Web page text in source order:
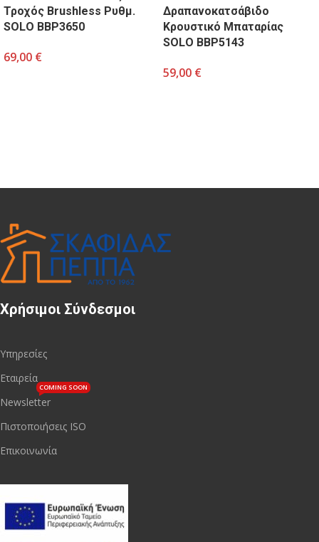
Τροχός Brushless Ρυθμ.
SOLO BBP3650
69,00 €
Δραπανοκατσάβιδο
Κρουστικό Μπαταρίας
SOLO BBP5143
59,00 €
Χρήσιμοι Σύνδεσμοι
Υπηρεσίες
Εταιρεία
Newsletter
COMING SOON
Πιστοποιήσεις ISO
Επικοινωνία